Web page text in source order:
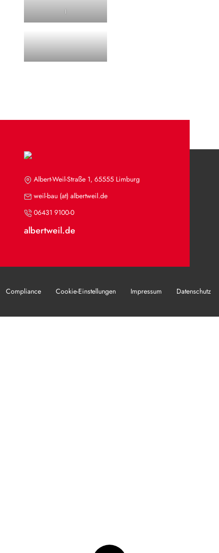
I
Albert-Weil-Straße 1, 65555 Limburg
weil-bau (at) albertweil.de
06431 9100-0
albertweil.de
Compliance Cookie-Einstellungen Impressum Datenschutz